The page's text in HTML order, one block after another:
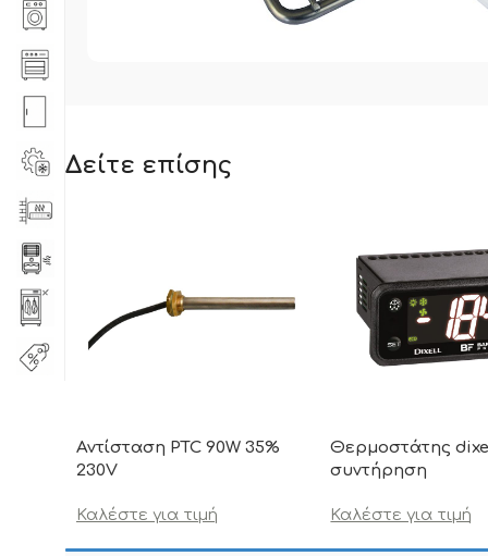
Δείτε επίσης
Αντίσταση PTC 90W 35%
230V
Καλέστε για τιμή
Θερμοστάτης
συντήρηση
Καλέστε για τιμή